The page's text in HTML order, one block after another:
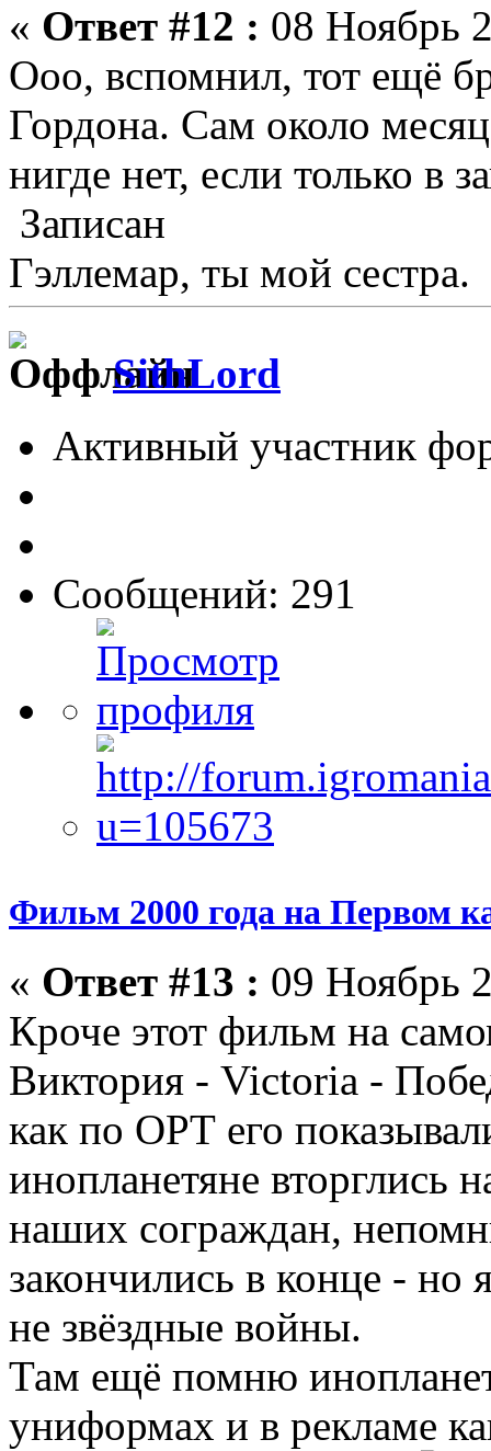
« Ответ #12 : 08 Ноябрь
Ооо, вспомнил, тот ещё
Гордона. Сам около
нигде нет, если только в
Записан
Гэллемар, ты мой сестра.
SithLord
Активный участник
Сообщений: 291
Фильм 2000 года на Первом
« Ответ #13 : 09 Ноябрь
Кроче этот фильм на
Виктория - Victoria -
как по ОРТ его
инопланетяне вторглись
наших сограждан,
закончились в конце - но
не звёздные войны.
Там ещё помню
униформах и в рекламе